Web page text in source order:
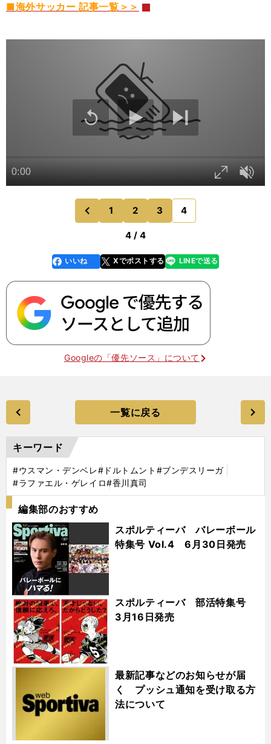
■海外サッカー 記事一覧＞＞
前
のページへ
1 2 3 4
4 / 4
faceboo
k
いいね Xでポストする
line LINEで送る
Googleの「優先ソース」について
一覧に戻る
キーワード
#ウスマン・デンベレ#ドルトムント #ブンデスリーガ
#ラファエル・ゲレイロ#香川真司
編集部のおすすめ
スポルティーバ バレーボール
特集号 Vol.4 6月30日発売
スポルティーバ 部活特集号
3月16日発売
最新記事などのお知らせが届
く プッシュ通知を受け取る方
法について